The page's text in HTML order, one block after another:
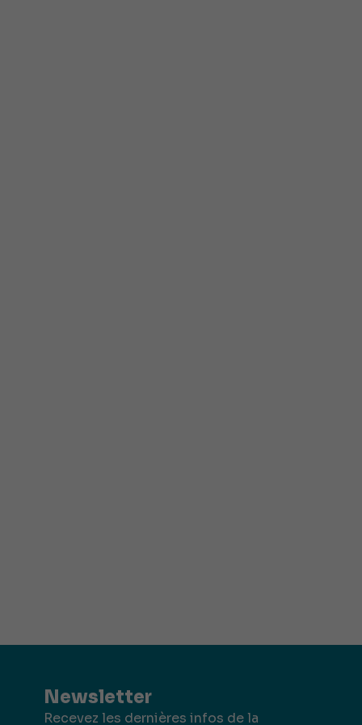
Newsletter
Recevez les dernières infos de la